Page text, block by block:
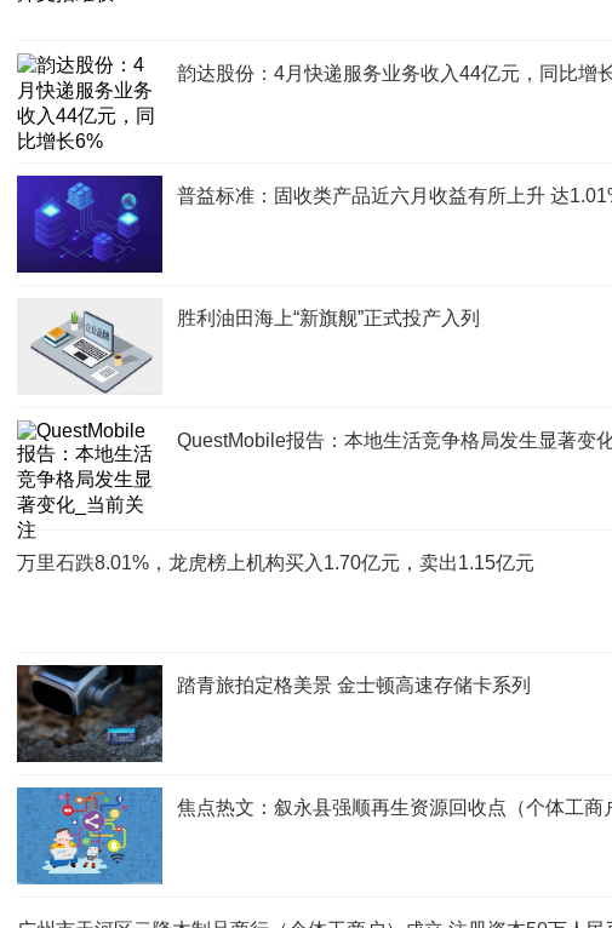
韵达股份：4月快递服务业务收入44亿元，同比增
普益标准：固收类产品近六月收益有所上升 达
胜利油田海上“新旗舰”正式投产入列
QuestMobile报告：本地生活竞争格局发生显著变
万里石跌8.01%，龙虎榜上机构买入1.70亿元，卖出1.15亿元
踏青旅拍定格美景 金士顿高速存储卡系列
焦点热文：叙永县强顺再生资源回收点（个体工商